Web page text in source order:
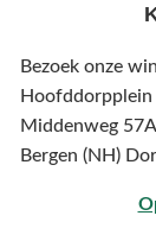
Bezoek onze
Hoofddorpplein
Middenweg
Bergen (NH)